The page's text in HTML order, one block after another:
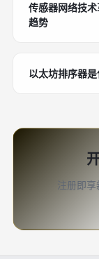
传感器网络技
趋势
以太坊排序器
注册即